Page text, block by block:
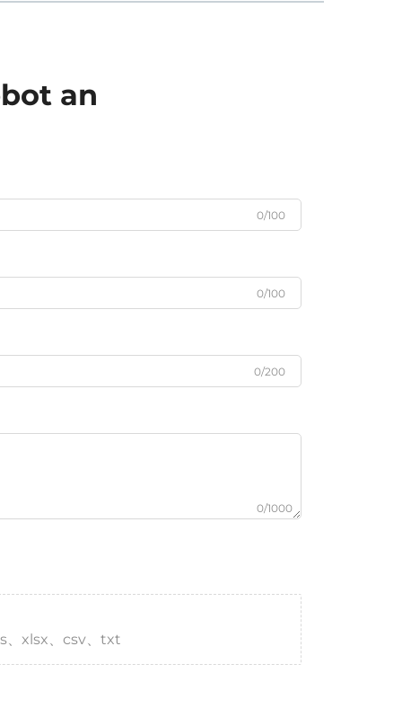
an
0/100
0/100
0/200
0/1000
xlsx、csv、txt